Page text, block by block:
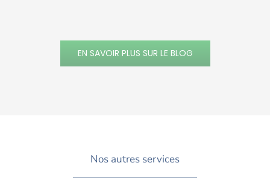
EN SAVOIR PLUS SUR LE BLOG
Nos autres services